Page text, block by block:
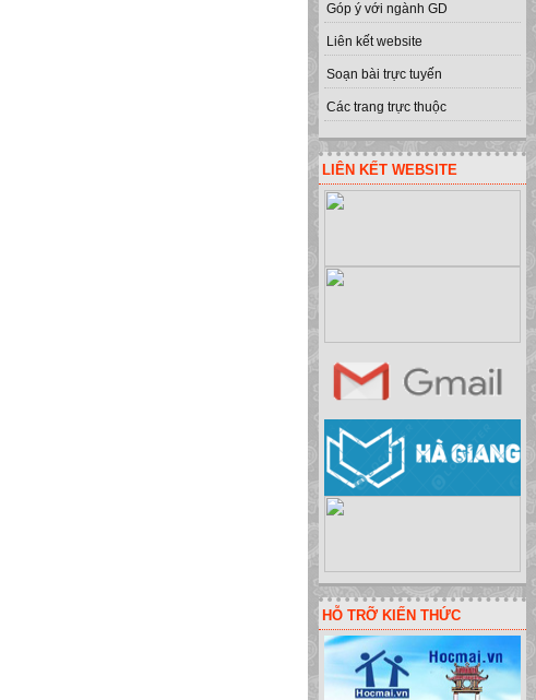
Góp ý với ngành GD
Liên kết website
Soạn bài trực tuyến
Các trang trực thuộc
LIÊN KẾT WEBSITE
HỖ TRỠ KIẾN THỨC